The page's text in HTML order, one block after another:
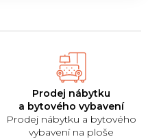
Prodej nábytku
a bytového vybavení
Prodej nábytku a bytového
vybavení na ploše